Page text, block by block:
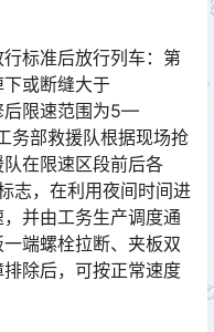
标准后放行列车：第
或断缝大于
后限速范围为5—
务部救援队根据现场抢
在限速区段前后各
志，在利用夜间时间进
并由工务生产调度通
端螺栓拉断、夹板双
除后，可按正常速度